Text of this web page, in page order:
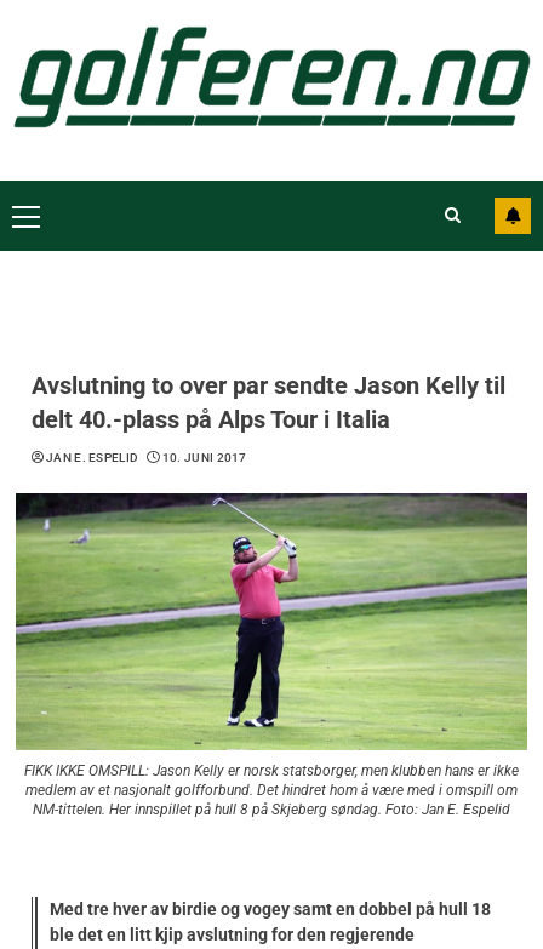
Avslutning to over par sendte Jason Kelly til
delt 40.-plass på Alps Tour i Italia
JAN E. ESPELID 10. JUNI 2017
FIKK IKKE OMSPILL: Jason Kelly er norsk statsborger, men klubben hans er ikke
medlem av et nasjonalt golfforbund. Det hindret hom å være med i omspill om
NM-tittelen. Her innspillet på hull 8 på Skjeberg søndag. Foto: Jan E. Espelid
Med tre hver av birdie og vogey samt en dobbel på hull 18
ble det en litt kjip avslutning for den regjerende